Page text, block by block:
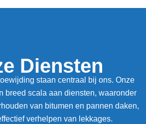
Diensten
staan centraal bij ons. Onze
breed scala aan diensten, waaronder
van bitumen en pannen daken,
verhelpen van lekkages.